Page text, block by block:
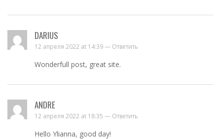
DARIUS
12 апреля 2022 at 14:39 — Ответить
Wonderfull post, great site.
ANDRE
12 апреля 2022 at 18:35 — Ответить
Hello Ylianna, good day!